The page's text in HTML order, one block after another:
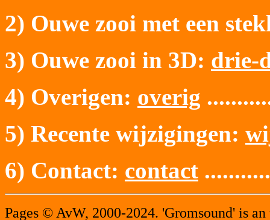
2) Ouwe zooi met een
3) Ouwe zooi in 3D: drie-
4) Overigen: overig
5) Recente wijzigingen:
6) Contact: contact
Pages © AvW, 2000-2024. 'Gromsound' is